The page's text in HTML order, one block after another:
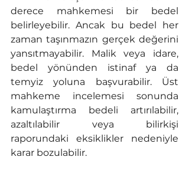
derece mahkemesi bir bedel
belirleyebilir. Ancak bu bedel her
zaman taşınmazın gerçek değerini
yansıtmayabilir. Malik veya idare,
bedel yönünden istinaf ya da
temyiz yoluna başvurabilir. Üst
mahkeme incelemesi sonunda
kamulaştırma bedeli artırılabilir,
azaltılabilir veya bilirkişi
raporundaki eksiklikler nedeniyle
karar bozulabilir.